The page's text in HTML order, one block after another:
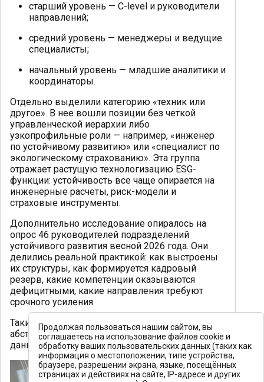
старший уровень — C-level и руководители
направлений;
средний уровень — менеджеры и ведущие
специалисты;
начальный уровень — младшие аналитики и
координаторы.
Отдельно выделили категорию «техник или
другое». В нее вошли позиции без четкой
управленческой иерархии либо
узкопрофильные роли — например, «инженер
по устойчивому развитию» или «специалист по
экологическому страхованию». Эта группа
отражает растущую технологизацию ESG-
функции: устойчивость все чаще опирается на
инженерные расчеты, риск-модели и
страховые инструменты.
Дополнительно исследование опиралось на
опрос 46 руководителей подразделений
устойчивого развития весной 2026 года. Они
делились реальной практикой: как выстроены
их структуры, как формируется кадровый
резерв, какие компетенции оказываются
дефицитными, какие направления требуют
срочного усиления.
Таким образом, анализ строится не на
абстрактных оценках, а на комбинации больших
данных рынка труда и управленческого опыта.
Продолжая пользоваться нашим сайтом, вы
соглашаетесь на использование файлов cookie и
обработку ваших пользовательских данных (таких как
информация о местоположении, типе устройства,
браузере, разрешении экрана, языке, посещённых
страницах и действиях на сайте, IP-адресе и других